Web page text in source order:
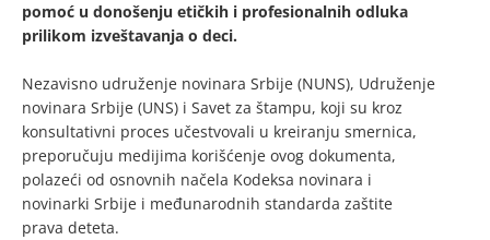
pomoć u donošenju etičkih i profesionalnih odluka
prilikom izveštavanja o deci.
Nezavisno udruženje novinara Srbije (NUNS), Udruženje
novinara Srbije (UNS) i Savet za štampu, koji su kroz
konsultativni proces učestvovali u kreiranju smernica,
preporučuju medijima korišćenje ovog dokumenta,
polazeći od osnovnih načela Kodeksa novinara i
novinarki Srbije i međunarodnih standarda zaštite
prava deteta.